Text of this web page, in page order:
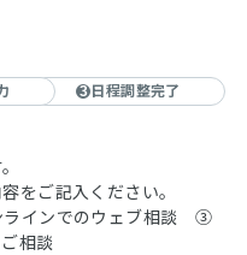
3 日程調整完了
をご記入ください。
インでのウェブ相談 ③
ご相談